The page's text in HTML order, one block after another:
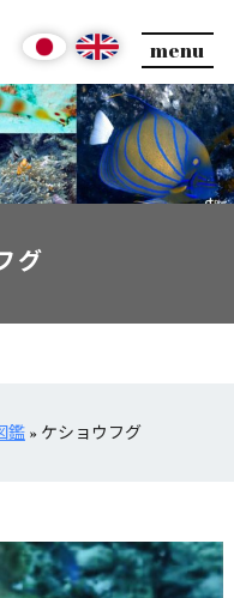
menu
グ
鑑» ケショウフグ